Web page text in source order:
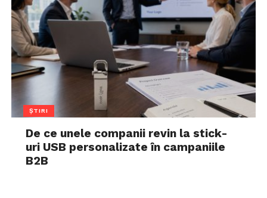
ȘTIRI
De ce unele companii revin la stick-
uri USB personalizate în campaniile
B2B